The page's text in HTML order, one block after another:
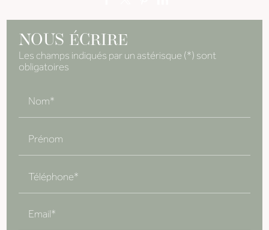
NOUS ÉCRIRE
Les champs indiqués par un astérisque (*) sont
obligatoires
Nom*
Prénom
Téléphone*
Email*